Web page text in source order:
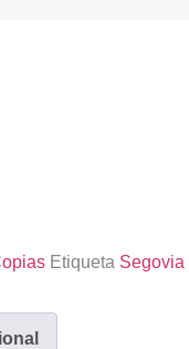
Etiqueta Segovia